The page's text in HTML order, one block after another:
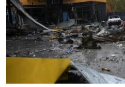
Learning English
СОЦИАЛЬНЫЕ СЕТИ